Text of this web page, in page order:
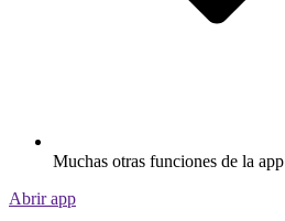
Muchas otras funciones de la app
Abrir app